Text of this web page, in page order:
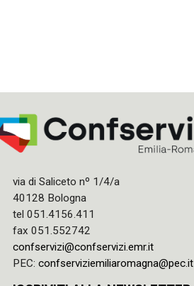
via di Saliceto nº 1/4/a
40128 Bologna
tel 051.4156.411
fax 051.552742
confservizi@confservizi.emr.it
PEC: confserviziemiliaromagna@pec.it